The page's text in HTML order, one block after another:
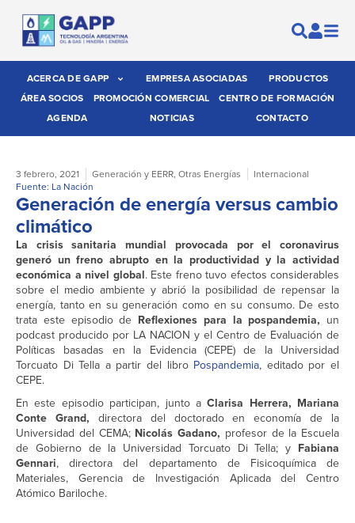
ACERCA DE GAPP EMPRESA ASOCIADAS
PRODUCTOS
ÁREA SOCIOS
PROMOCIÓN COMERCIAL
CENTRO DE FORMACIÓN
AGENDA
NOTICIAS CONTACTO
3 febrero, 2021 Generación y EERR, Otras Energías
Internacional
Fuente: La Nación
Generación de energía versus cambio
climático
La crisis sanitaria mundial provocada por el coronavirus
generó un freno abrupto en la productividad y la actividad
económica a nivel global. Este freno tuvo efectos considerables
sobre el medio ambiente y abrió la posibilidad de repensar la
energía, tanto en su generación como en su consumo. De esto
trata este episodio de Reflexiones para la pospandemia, un
podcast producido por LA NACION y el Centro de Evaluación de
Políticas basadas en la Evidencia (CEPE) de la Universidad
Torcuato Di Tella a partir del libro Pospandemia, editado por el
CEPE.
En este episodio participan, junto aClarisa Herrera, Mariana
Conte Grand, directora del doctorado en economía de la
Universidad del CEMA; Nicolás Gadano, profesor de la Escuela
de Gobierno de la Universidad Torcuato Di Tella; y Fabiana
Gennari, directora del departamento de Fisicoquímica de
Materiales, Gerencia de Investigación Aplicada del Centro
Atómico Bariloche.